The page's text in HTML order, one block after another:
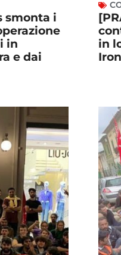
smonta i
in
e dai
in